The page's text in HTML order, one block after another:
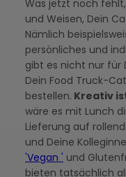
Was jetzt noch
und Weisen, Dein
Nämlich
persönliches und
gibt es nicht nur für
Dein Food Truck-
bestellen. Kreativ
wäre es mit Lunch
Lieferung auf
und Deine
'Vegan ' und
bieten tatsächlich